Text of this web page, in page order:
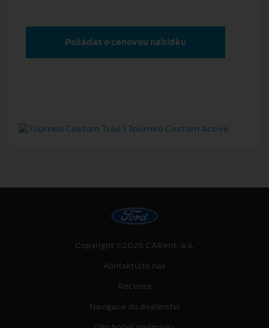
Požádat o cenovou nabídku
Copyright ©2026 CARent, a.s.
Kontaktujte nás
Recenze
Navigace do dealerství